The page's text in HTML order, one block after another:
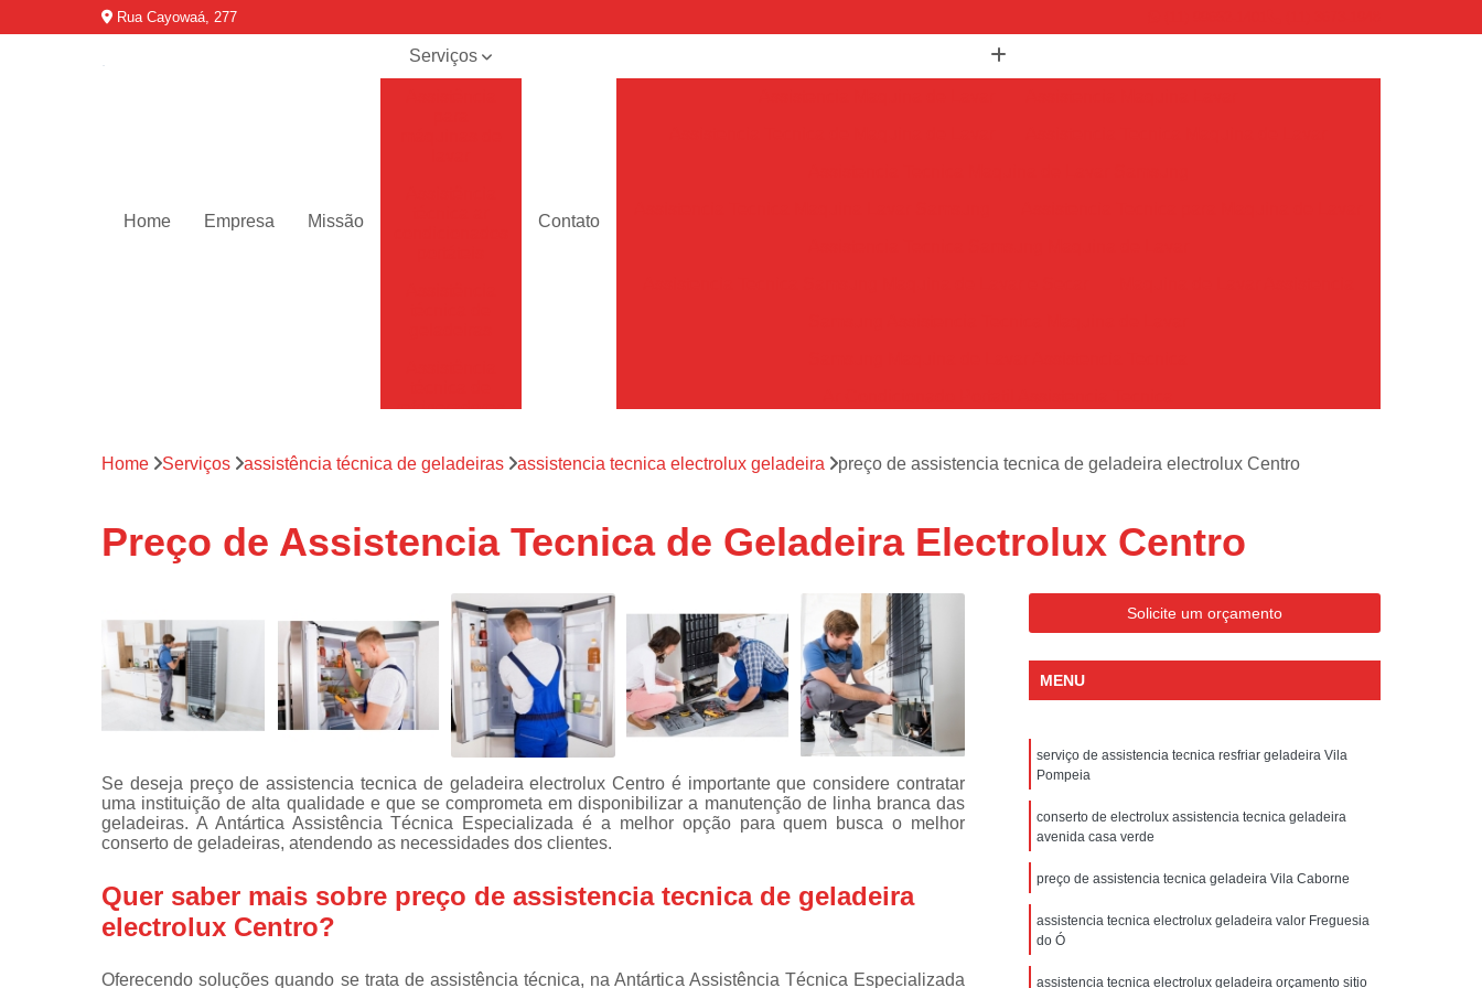
Rua Cayowaá, 277
Home Empresa Missão
Serviços
refrigeradores
técnica de
técnicas de
fogão
Assistências
técnicas de
microondas
Conserto de
máquinas de
lavar
Consertos de
adega
Consertos de
geladeiras
expositoras
Instalação de
fogões
Contato
Assistencia Tecnica Ar Condicionado Portatil
Assistencia Tecnica Ar Condicionado Portatil Philco
Assistencia Tecnica de Ar Condicionado Portatil
Assistencia Tecnica de Ar Condicionado Portatil Philco
Assistencia Tecnica em Ar Condicionado Portatil
Assistencia Tecnica para Ar Condicionado Portatil
Assistencia Tecnica de Geladeira Electrolux
Assistencia Tecnica Electrolux Geladeira
Assistencia Tecnica Geladeira
Assistencia Tecnica Geladeira Electrolux
Electrolux Assistencia Tecnica Geladeira
Electrolux Geladeira Assistencia Tecnica
Geladeira Assistencia Tecnica
Assistencia Tecnica de Refrigerador
Assistencia Tecnica Electrolux Refrigerador
Home Serviços assistência técnica de geladeiras assistencia tecnica electrolux geladeira preço de assistencia tecnica de geladeira electrolux Centro
Preço de Assistencia Tecnica de Geladeira Electrolux Centro
Se deseja preço de assistencia tecnica de geladeira electrolux Centro é importante que considere contratar
uma instituição de alta qualidade e que se comprometa em disponibilizar a manutenção de linha branca das
geladeiras. A Antártica Assistência Técnica Especializada é a melhor opção para quem busca o melhor
conserto de geladeiras, atendendo as necessidades dos clientes.
Quer saber mais sobre preço de assistencia tecnica de geladeira
electrolux Centro?
Oferecendo soluções quando se trata de assistência técnica, na Antártica Assistência Técnica Especializada
Solicite um orçamento
MENU
serviço de assistencia tecnica resfriar geladeira Vila
Pompeia
conserto de electrolux assistencia tecnica geladeira
avenida casa verde
preço de assistencia tecnica geladeira Vila Caborne
assistencia tecnica electrolux geladeira valor Freguesia
do Ó
assistencia tecnica electrolux geladeira orçamento sitio